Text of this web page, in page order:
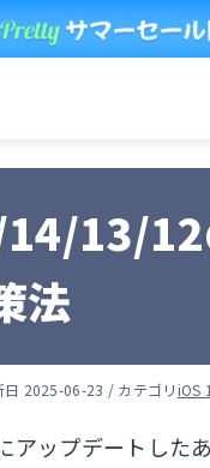
13/12
法
日 2025-06-23 / カテゴリiOS
アップデートした